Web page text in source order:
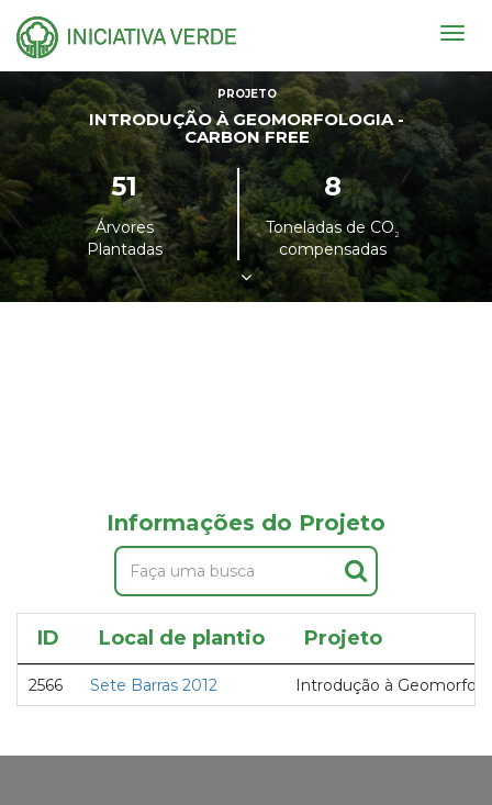
PROJETO
INTRODUÇÃO À GEOMORFOLOGIA -
CARBON FREE
51
Árvores
Plantadas
8
Toneladas de CO²
compensadas
Informações do Projeto
ID Local de plantio Projeto
2566 Sete Barras 2012 Introdução à